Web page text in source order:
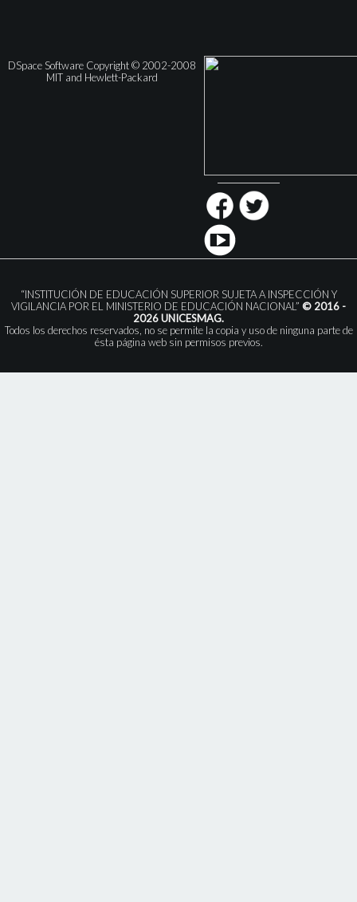
DSpace Software Copyright © 2002-2008
MIT and Hewlett-Packard
“INSTITUCIÓN DE EDUCACIÓN SUPERIOR SUJETA A INSPECCIÓN Y
VIGILANCIA POR EL MINISTERIO DE EDUCACIÓN NACIONAL” © 2016 -
2026 UNICESMAG.
Todos los derechos reservados, no se permite la copia y uso de ninguna parte de
ésta página web sin permisos previos.